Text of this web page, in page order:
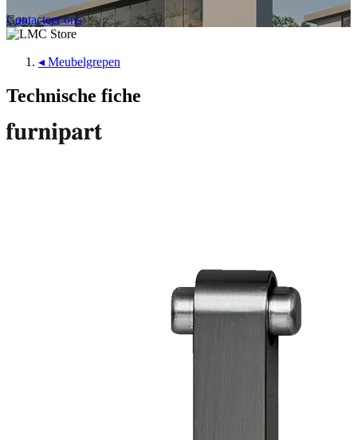
Contacteer ons
◂ Meubelgrepen
Technische fiche